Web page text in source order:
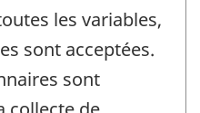
les variables,
sont acceptées.
sont